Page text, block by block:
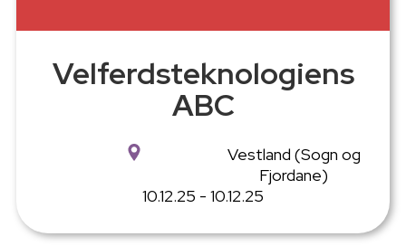
Velferdsteknologiens
ABC
Vestland (Sogn og
Fjordane)
10.12.25 - 10.12.25